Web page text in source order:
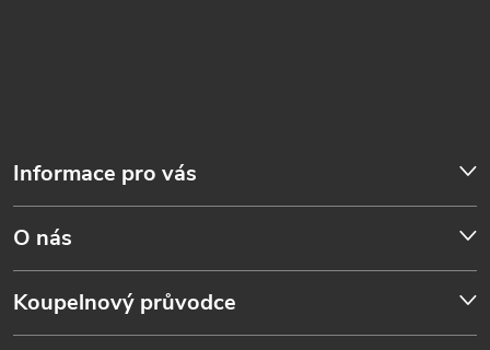
Informace pro vás
O nás
Koupelnový průvodce